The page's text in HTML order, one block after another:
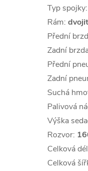
Typ spojky:
Rám:
Přední
Zadní
Přední
Zadní
Suchá
Palivová
Výška
Rozvor:
Celková
Celková